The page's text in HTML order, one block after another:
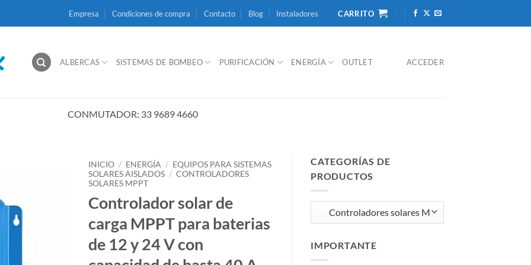
Empresa Condiciones de compra Contacto Blog Instaladores CARRITO
ALBERCAS SISTEMAS DE BOMBEO PURIFICACIÓN ENERGÍA OUTLET ACCEDER
CONMUTADOR: 33 9689 4660
INICIO / ENERGÍA / EQUIPOS PARA SISTEMAS
SOLARES AISLADOS / CONTROLADORES
SOLARES MPPT
Controlador solar de
carga MPPT para baterias
de 12 y 24 V con
CATEGORÍAS DE
PRODUCTOS
IMPORTANTE